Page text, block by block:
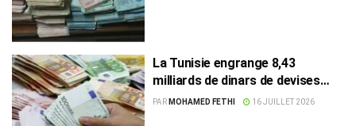
La Tunisie engrange 8,43
milliards de dinars de devises
grâce aux TRE et au tourisme
PAR MOHAMED FETHI 16 JUILLET 2026